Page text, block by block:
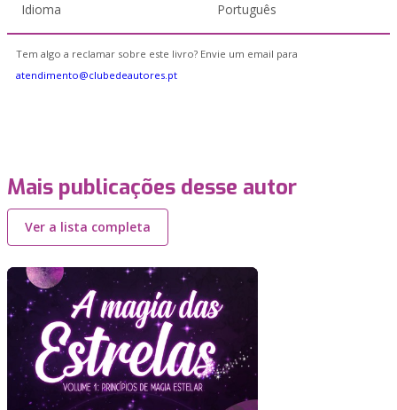
Idioma Português
Tem algo a reclamar sobre este livro? Envie um email para
atendimento@clubedeautores.pt
Mais publicações desse autor
Ver a lista completa